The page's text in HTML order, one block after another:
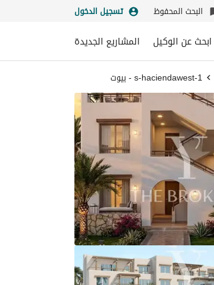
البحث المحفوظ تسجيل الدخول
ابحث عن الوكيل المشاريع الجديدة
s-haciendawest-1 - بيوت